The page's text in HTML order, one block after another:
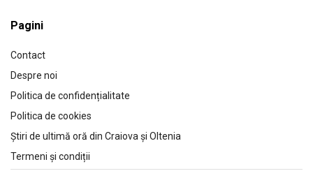
Pagini
Contact
Despre noi
Politica de confidențialitate
Politica de cookies
Știri de ultimă oră din Craiova și Oltenia
Termeni și condiții